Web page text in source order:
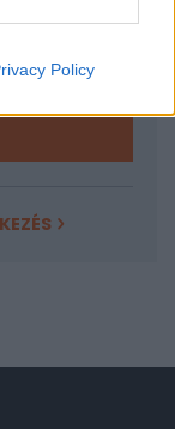
Policy